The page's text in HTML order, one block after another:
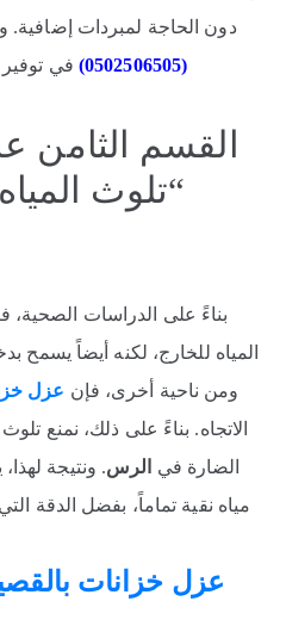
دون الحاجة لمبردات إضافية.
(0502506505)
في توفير
القسم
“تلوث
بناءً على الدراسات
المياه للخارج، لكنه أيضاً يسمح
ومن ناحية أخرى، فإن عزل
الاتجاه. بناءً على ذلك، نمنع
الضارة في
الرس. ونتيجة
مياه نقية تماماً، بفضل الدقة
عزل خزانات